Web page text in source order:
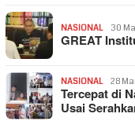
NASIONAL 30
GREAT
NASIONAL 28
Tercepat di
Usai